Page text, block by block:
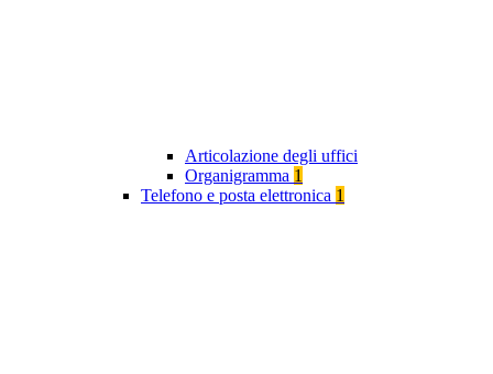
Articolazione degli uffici
Organigramma 1
Telefono e posta elettronica 1